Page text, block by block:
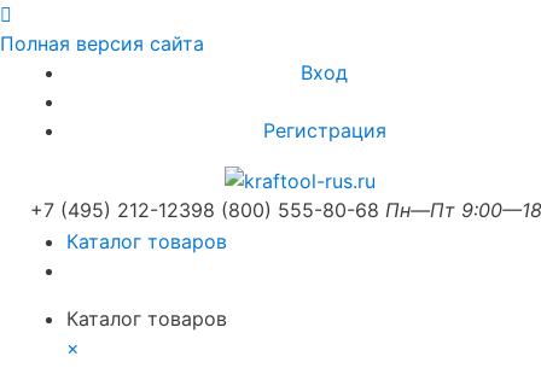
Полная версия сайта
Вход
Регистрация
+7 (495) 212-12398 (800) 555-80-68 Пн—Пт
Каталог товаров
Каталог товаров
×